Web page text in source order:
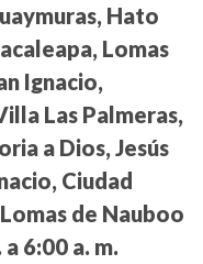
Hato
Lomas
Ignacio,
Las Palmeras,
a Dios, Jesús
Ciudad
de Nauboo
a 6:00 a. m.